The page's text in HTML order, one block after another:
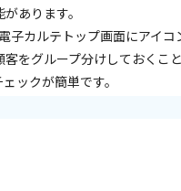
あります。
子カルテトップ画面にアイコ
をグループ分けしておくこ
ックが簡単です。